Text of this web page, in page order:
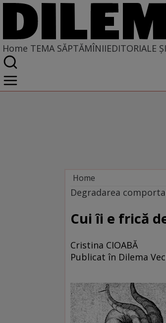
Home TEMA SĂPTĂMÎNIIEDITORIALE
Home
Tema săptămînii
Degradarea
Cui îi e frică
Cristina CIOABĂ
Publicat în Dilema